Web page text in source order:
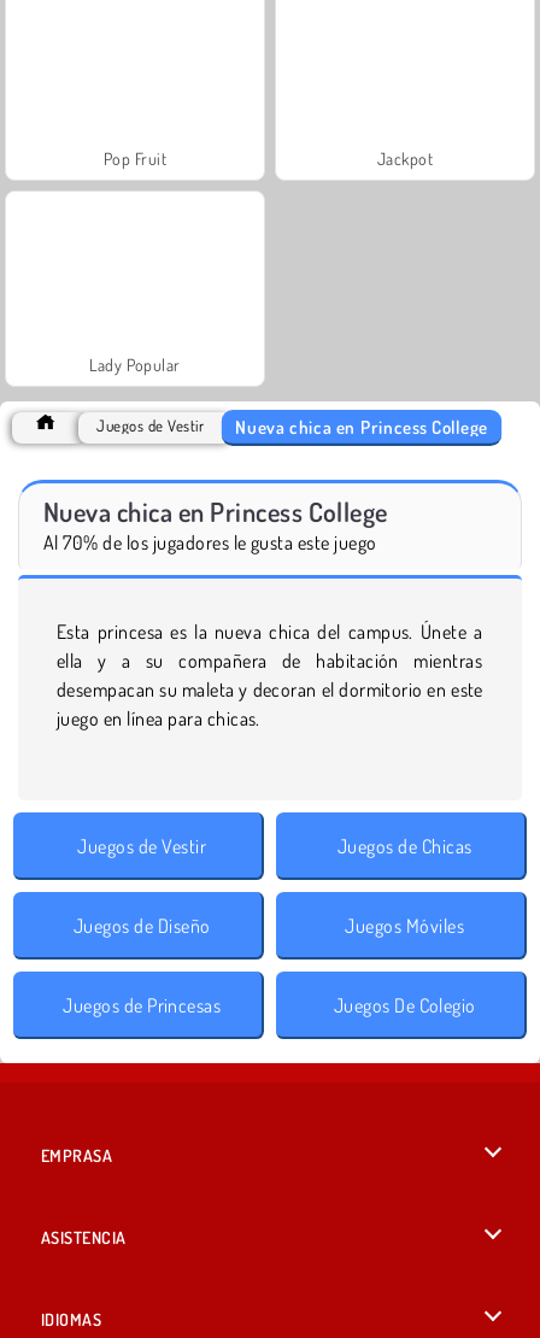
Pop Fruit Jackpot
Lady Popular
Juegos de Vestir Nueva chica en Princess College
Nueva chica en Princess College
Al 70% de los jugadores le gusta este juego
Esta princesa es la nueva chica del campus. Únete a
ella y a su compañera de habitación mientras
desempacan su maleta y decoran el dormitorio en este
juego en línea para chicas.
Juegos de Vestir Juegos de Chicas
Juegos de Diseño Juegos Móviles
Juegos de Princesas Juegos De Colegio
EMPRASA
ASISTENCIA
IDIOMAS